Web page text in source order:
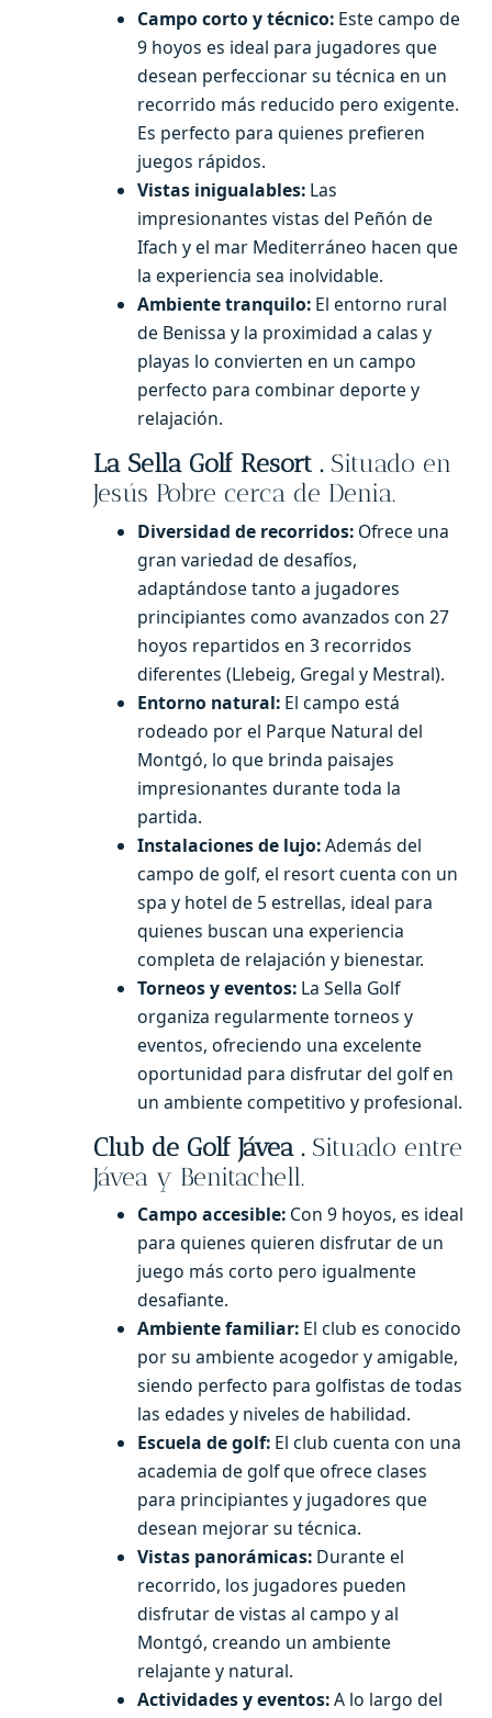
Campo corto y técnico: Este campo de
9 hoyos es ideal para jugadores que
desean perfeccionar su técnica en un
recorrido más reducido pero exigente.
Es perfecto para quienes prefieren
juegos rápidos.
Vistas inigualables: Las
impresionantes vistas del Peñón de
Ifach y el mar Mediterráneo hacen que
la experiencia sea inolvidable.
Ambiente tranquilo: El entorno rural
de Benissa y la proximidad a calas y
playas lo convierten en un campo
perfecto para combinar deporte y
relajación.
La Sella Golf Resort . Situado en
Jesús Pobre cerca de Denia.
Diversidad de recorridos: Ofrece una
gran variedad de desafíos,
adaptándose tanto a jugadores
principiantes como avanzados con 27
hoyos repartidos en 3 recorridos
diferentes (Llebeig, Gregal y Mestral).
Entorno natural: El campo está
rodeado por el Parque Natural del
Montgó, lo que brinda paisajes
impresionantes durante toda la
partida.
Instalaciones de lujo:Además del
campo de golf, el resort cuenta con un
spa y hotel de 5 estrellas, ideal para
quienes buscan una experiencia
completa de relajación y bienestar.
Torneos y eventos: La Sella Golf
organiza regularmente torneos y
eventos, ofreciendo una excelente
oportunidad para disfrutar del golf en
un ambiente competitivo y profesional.
Club de Golf Jávea . Situado entre
Jávea y Benitachell.
Campo accesible: Con 9 hoyos, es ideal
para quienes quieren disfrutar de un
juego más corto pero igualmente
desafiante.
Ambiente familiar: El club es conocido
por su ambiente acogedor y amigable,
siendo perfecto para golfistas de todas
las edades y niveles de habilidad.
Escuela de golf: El club cuenta con una
academia de golf que ofrece clases
para principiantes y jugadores que
desean mejorar su técnica.
Vistas panorámicas: Durante el
recorrido, los jugadores pueden
disfrutar de vistas al campo y al
Montgó, creando un ambiente
relajante y natural.
Actividades y eventos:A lo largo del